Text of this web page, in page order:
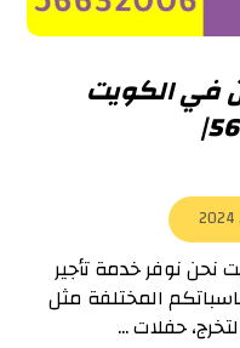
في الكويت
نحن نوفر خدمة تأجير
المختلفة مثل
حفلات ...